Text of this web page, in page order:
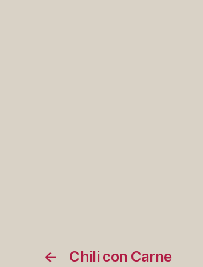
← Chili con Carne